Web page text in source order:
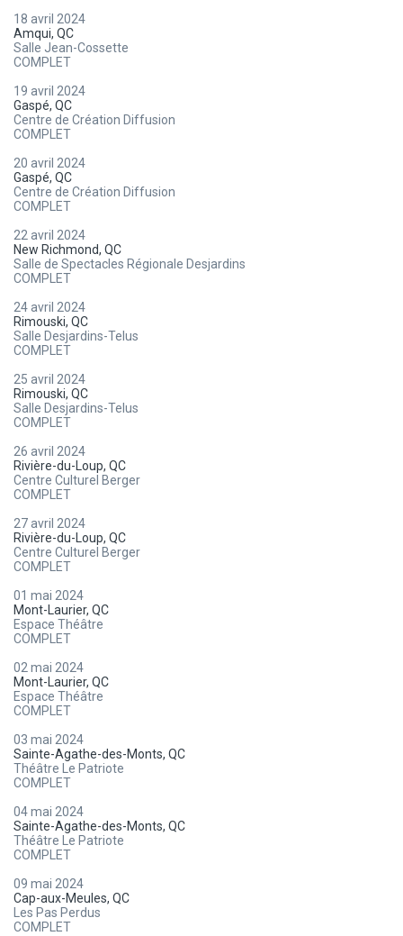
18 avril 2024
Amqui, QC
Salle Jean-Cossette
COMPLET
19 avril 2024
Gaspé, QC
Centre de Création Diffusion
COMPLET
20 avril 2024
Gaspé, QC
Centre de Création Diffusion
COMPLET
22 avril 2024
New Richmond, QC
Salle de Spectacles Régionale Desjardins
COMPLET
24 avril 2024
Rimouski, QC
Salle Desjardins-Telus
COMPLET
25 avril 2024
Rimouski, QC
Salle Desjardins-Telus
COMPLET
26 avril 2024
Rivière-du-Loup, QC
Centre Culturel Berger
COMPLET
27 avril 2024
Rivière-du-Loup, QC
Centre Culturel Berger
COMPLET
01 mai 2024
Mont-Laurier, QC
Espace Théâtre
COMPLET
02 mai 2024
Mont-Laurier, QC
Espace Théâtre
COMPLET
03 mai 2024
Sainte-Agathe-des-Monts, QC
Théâtre Le Patriote
COMPLET
04 mai 2024
Sainte-Agathe-des-Monts, QC
Théâtre Le Patriote
COMPLET
09 mai 2024
Cap-aux-Meules, QC
Les Pas Perdus
COMPLET